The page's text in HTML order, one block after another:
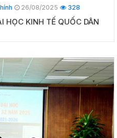
26/08/2025 328
HỌC KINH TẾ QUỐC DÂN